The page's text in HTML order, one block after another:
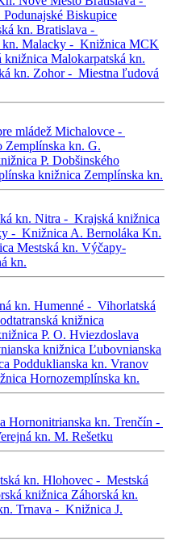
Biskupice
kn. Bratislava -
kn. Malacky - Knižnica MCK
knižnica Malokarpatská kn.
kn. Zohor - Miestna ľudová
mládež Michalovce -
Zemplínska kn. G.
P. Dobšinského
knižnica Zemplínska kn.
kn. Nitra - Krajská knižnica
- Knižnica A. Bernoláka Kn.
Mestská kn. Výčapy-
kn.
kn. Humenné - Vihorlatská
knižnica
P. O. Hviezdoslava
knižnica Ľubovnianska
Podduklianska kn. Vranov
Hornozemplínska kn.
Hornonitrianska kn. Trenčín -
kn. M. Rešetku
kn. Hlohovec - Mestská
knižnica Záhorská kn.
Trnava - Knižnica J.